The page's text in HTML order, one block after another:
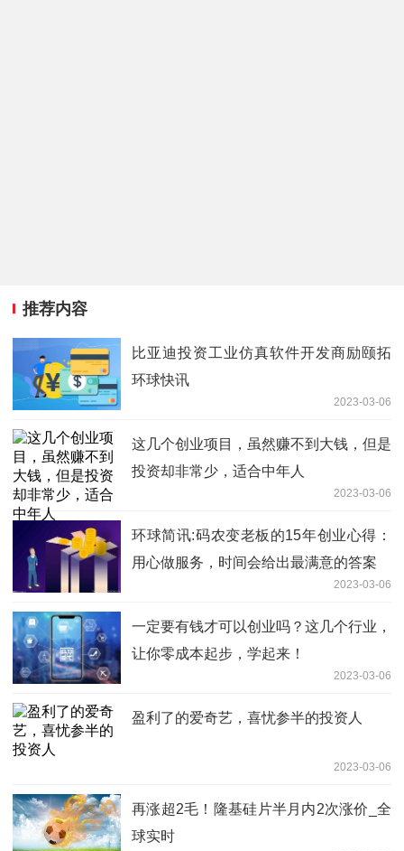
推荐内容
比亚迪投资工业仿真软件开发商励颐拓
环球快讯
2023-03-06
这几个创业项目，虽然赚不到大钱，但是
投资却非常少，适合中年人
2023-03-06
环球简讯:码农变老板的15年创业心得：
用心做服务，时间会给出最满意的答案
2023-03-06
一定要有钱才可以创业吗？这几个行业，
让你零成本起步，学起来！
2023-03-06
盈利了的爱奇艺，喜忧参半的投资人
2023-03-06
再涨超2毛！隆基硅片半月内2次涨价_全
球实时